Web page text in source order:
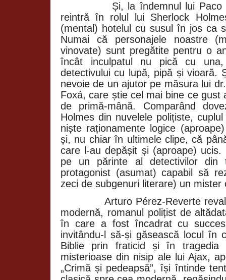
Și, la îndemnul lui
reintră în rolul lui Sherlock
(mental) hotelul cu susul în jos ca
Numai că personajele noastre
vinovate) sunt pregătite pentru o
încât inculpatul nu pică cu
detectivului cu lupă, pipă și vioară.
nevoie de un ajutor pe măsura lui
Foxá, care știe cel mai bine ce gust
de primă-mână. Comparând
Holmes din nuvelele polițiste,
niște raționamente logice
și, nu chiar în ultimele clipe, că
care l-au depășit și (aproape)
pe un părinte al detectivilor din
protagonist (asumat) capabil să
zeci de subgenuri literare) un
Arturo Pérez-Reverte
modernă, romanul polițist de
în care a fost încadrat cu
invitându-l să-și găsească locul în
Biblie prin fraticid și în tragedia
misterioase din nisip ale lui Ajax,
„Crimă și pedeapsă”, își întinde